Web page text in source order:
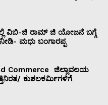
ವಿಬಿ-ಜಿ ರಾಮ್ ಜಿ ಯೋಜನೆ ಬಗ್ಗೆ
ಮಧು ಬಂಗಾರಪ್ಪ
Commerce ಜಿಲ್ಲಾವಲಯ
ಕುಶಲಕರ್ಮಿಗಳಿಗೆ